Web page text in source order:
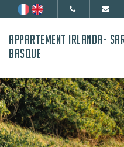
APPARTEMENT IRLANDA-
BASQUE